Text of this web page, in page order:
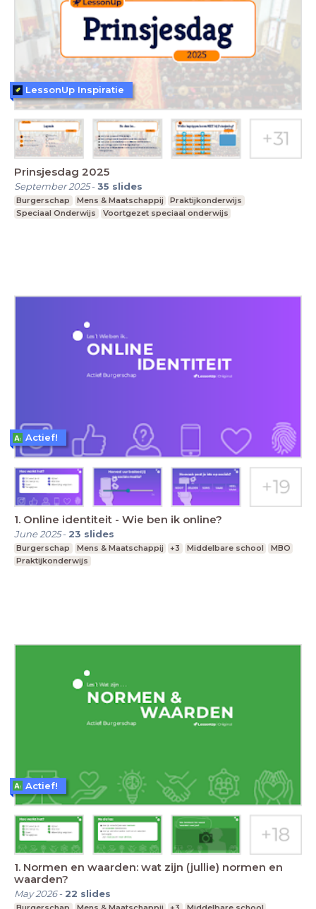
Prinsjesdag 2025
September 2025-35 slides
Burgerschap Mens & Maatschappij
Praktijkonderwijs
Speciaal Onderwijs
Voortgezet speciaal onderwijs
LessonUp Inspiratie
1. Online identiteit - Wie ben ik online?
June 2025- 23 slides
Burgerschap Mens & Maatschappij +3 Middelbare school
MBO
Praktijkonderwijs
Actief!
1. Normen en waarden: wat zijn (jullie) normen en
waarden?
May 2026- 22 slides
Actief!